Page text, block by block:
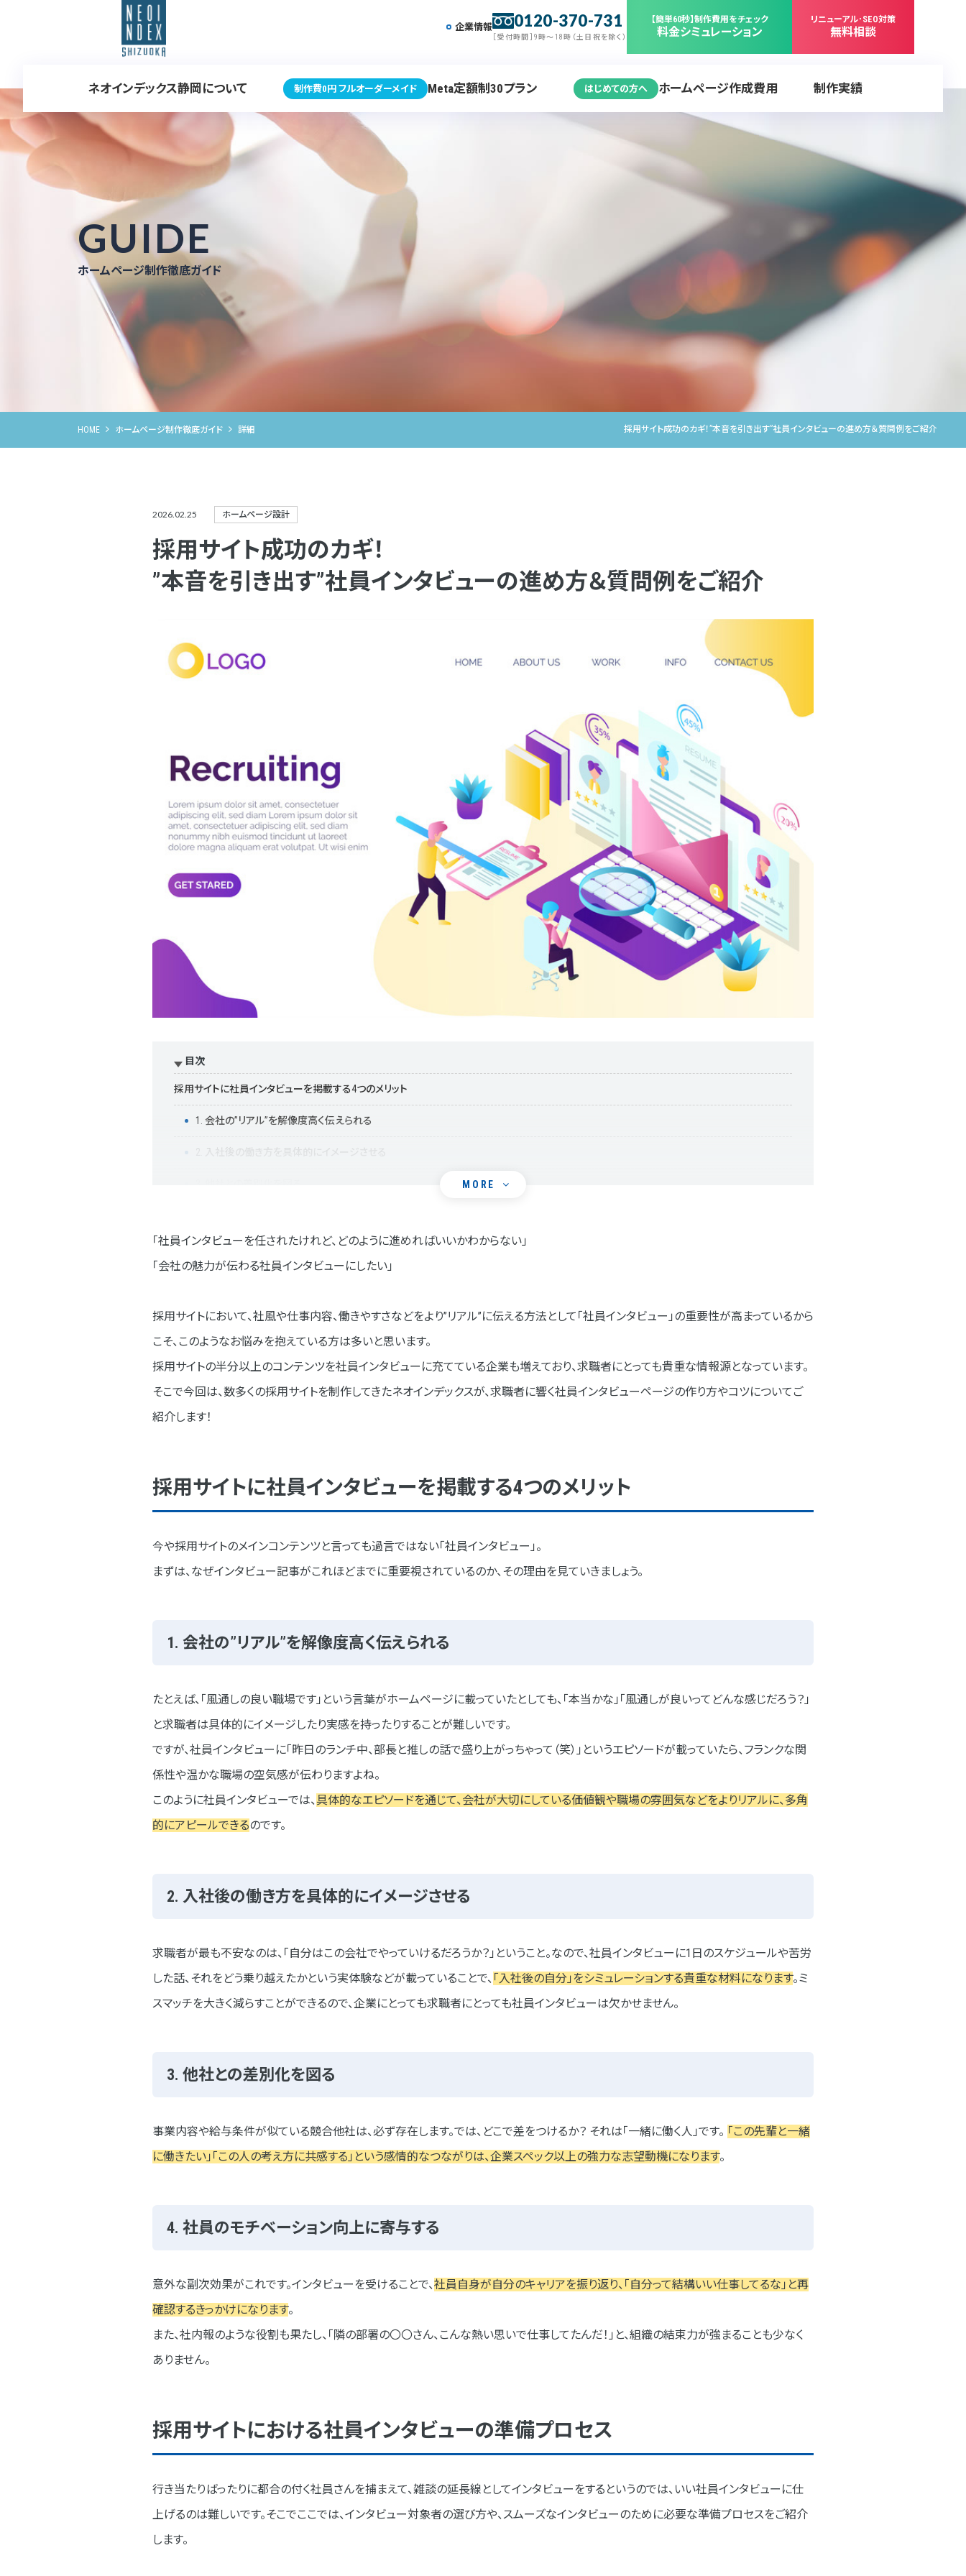
企業情報 0120-370-731
［受付時間］9時～18時（土日祝を除く）
【簡単60秒】制作費用をチェック
料金シミュレーション
リニューアル･SEO対策
無料相談
ネオインデックス静岡について 制作費0円 フルオーダーメイド Meta定額制30プラン はじめての方へ ホームページ作成費用 制作実績
採用サイト成功のカギ！”本音を引き出す”社員インタビューの進め方＆質問例をご紹介
GUIDE
ホームページ制作徹底ガイド
HOME ホームページ制作徹底ガイド 詳細
2026.02.25 ホームページ設計
採用サイト成功のカギ！
”本音を引き出す”社員インタビューの進め方＆質問例をご紹介
MORE
目次
採用サイトに社員インタビューを掲載する4つのメリット
1. 会社の”リアル”を解像度高く伝えられる
2. 入社後の働き方を具体的にイメージさせる
採用サイトにおける社員インタビューの準備プロセス
STEP02.インタビュー対象社員のリストアップ
STEP03.質問リストの作成
STEP04.取材の準備
プロフィール
応募者へのメッセージ
社員インタビュー執筆のポイント
求職者ファーストの視点で執筆する
事例③イマジテック株式会社様
社員インタビューの最新トレンド
「1日の流れ」のビジュアル化
まとめ
「社員インタビューを任されたけれど、どのように進めればいいかわからない」
「会社の魅力が伝わる社員インタビューにしたい」
採用サイトにおいて、社風や仕事内容、働きやすさなどをより”リアル”に伝える方法として「社員インタビュー」の重要性が高まっているから
こそ、このようなお悩みを抱えている方は多いと思います。
採用サイトの半分以上のコンテンツを社員インタビューに充てている企業も増えており、求職者にとっても貴重な情報源となっています。
そこで今回は、数多くの採用サイトを制作してきたネオインデックスが、求職者に響く社員インタビューページの作り方やコツについてご
紹介します！
採用サイトに社員インタビューを掲載する4つのメリット
今や採用サイトのメインコンテンツと言っても過言ではない「社員インタビュー」。
まずは、なぜインタビュー記事がこれほどまでに重要視されているのか、その理由を見ていきましょう。
1. 会社の”リアル”を解像度高く伝えられる
たとえば、「風通しの良い職場です」という言葉がホームページに載っていたとしても、「本当かな」「風通しが良いってどんな感じだろう？」
と求職者は具体的にイメージしたり実感を持ったりすることが難しいです。
ですが、社員インタビューに「昨日のランチ中、部長と推しの話で盛り上がっちゃって（笑）」というエピソードが載っていたら、フランクな関
係性や温かな職場の空気感が伝わりますよね。
このように社員インタビューでは、具体的なエピソードを通じて、会社が大切にしている価値観や職場の雰囲気などをよりリアルに、多角
的にアピールできるのです。
2. 入社後の働き方を具体的にイメージさせる
求職者が最も不安なのは、「自分はこの会社でやっていけるだろうか？」ということ。なので、社員インタビューに1日のスケジュールや苦労
した話、それをどう乗り越えたかという実体験などが載っていることで、 「入社後の自分」をシミュレーションする貴重な材料になります。ミ
スマッチを大きく減らすことができるので、企業にとっても求職者にとっても社員インタビューは欠かせません。
3. 他社との差別化を図る
事業内容や給与条件が似ている競合他社は、必ず存在します。では、どこで差をつけるか？ それは「一緒に働く人」です。 「この先輩と一緒
に働きたい」「この人の考え方に共感する」という感情的なつながりは、企業スペック以上の強力な志望動機になります。
4. 社員のモチベーション向上に寄与する
意外な副次効果がこれです。インタビューを受けることで、社員自身が自分のキャリアを振り返り、「自分って結構いい仕事してるな」と再
確認するきっかけになります。
また、社内報のような役割も果たし、「隣の部署の〇〇さん、こんな熱い思いで仕事してたんだ！」と、組織の結束力が強まることも少なく
ありません。
採用サイトにおける社員インタビューの準備プロセス
行き当たりばったりに都合の付く社員さんを捕まえて、雑談の延長線としてインタビューをするというのでは、いい社員インタビューに仕
上げるのは難しいです。そこでここでは、インタビュー対象者の選び方や、スムーズなインタビューのために必要な準備プロセスをご紹介
します。